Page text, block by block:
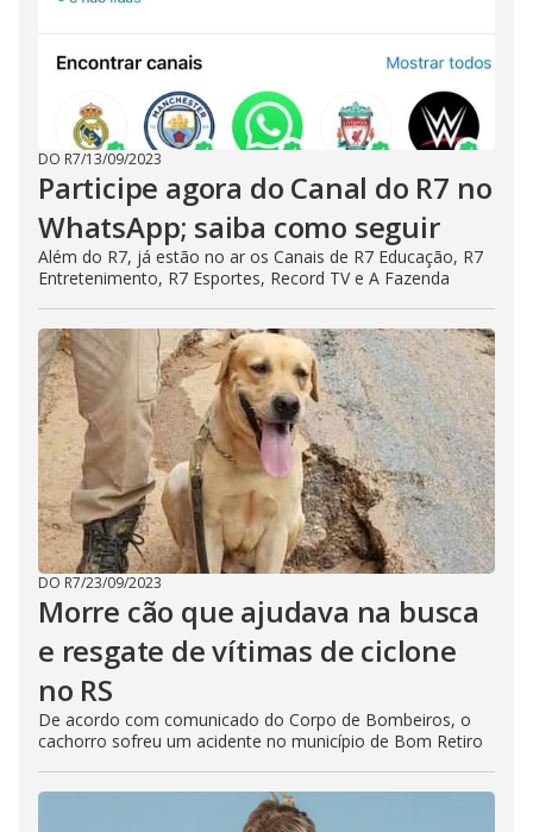
DO R7/13/09/2023
Participe agora do Canal do R7 no
WhatsApp; saiba como seguir
Além do R7, já estão no ar os Canais de R7 Educação, R7
Entretenimento, R7 Esportes, Record TV e A Fazenda
DO R7/23/09/2023
Morre cão que ajudava na busca
e resgate de vítimas de ciclone
no RS
De acordo com comunicado do Corpo de Bombeiros, o
cachorro sofreu um acidente no município de Bom Retiro